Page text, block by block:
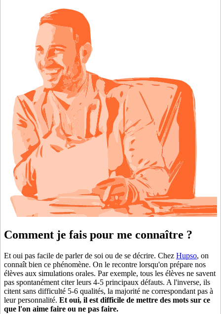
Comment je fais pour me connaître ?
Et oui pas facile de parler de soi ou de se décrire. Chez Hupso, on
connaît bien ce phénomène. On le recontre lorsqu'on prépare nos
élèves aux simulations orales. Par exemple, tous les élèves ne savent
pas spontanément citer leurs 4-5 principaux défauts. A l'inverse, ils
citent sans difficulté 5-6 qualités, la majorité ne correspondant pas à
leur personnalité. Et oui, il est difficile de mettre des mots sur ce
que l'on aime faire ou ne pas faire.